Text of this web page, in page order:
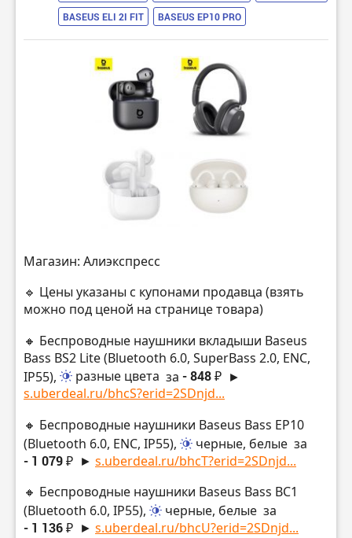
BASEUS ELI 2I FIT
BASEUS EP10 PRO
Магазин: Алиэкспресс
🔹 Цены указаны с купонами продавца (взять
можно под ценой на странице товара)
🔸 Беспроводные наушники вкладыши Baseus
Bass BS2 Lite (Bluetooth 6.0, SuperBass 2.0, ENC,
IP55),
разные цвета за - 848 ₽ ►
s.uberdeal.ru/bhcS?erid=2SDnjd...
🔸 Беспроводные наушники Baseus Bass EP10
(Bluetooth 6.0, ENC, IP55),
черные, белые за
- 1 079 ₽ ► s.uberdeal.ru/bhcT?erid=2SDnjd...
🔸 Беспроводные наушники Baseus Bass BC1
(Bluetooth 6.0, IP55),
черные, белые за
- 1 136 ₽ ► s.uberdeal.ru/bhcU?erid=2SDnjd...